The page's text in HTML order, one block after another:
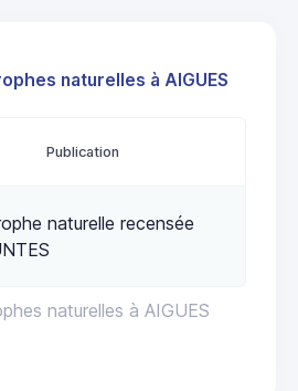
naturelles à AIGUES
naturelles à AIGUES
Publication
naturelle recensée